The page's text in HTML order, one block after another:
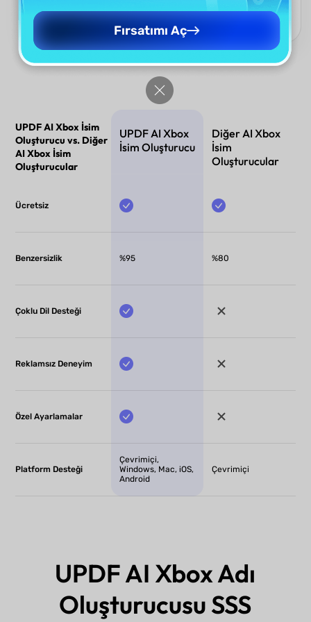
Xbox adı oluşturun. Dikkat dağıtıcı unsurlar olmadan, saniyeler
içinde yaratıcı özgürlük.
UPDF AI Xbox İsim
Oluşturucu vs. Diğer
AI Xbox İsim
Oluşturucular
UPDF AI Xbox
İsim Oluşturucu
Diğer AI Xbox
İsim
Oluşturucular
Ücretsiz
Benzersizlik %95 %80
Çoklu Dil Desteği
Reklamsız Deneyim
Özel Ayarlamalar
Platform Desteği
Çevrimiçi,
Windows, Mac, iOS,
Android
Çevrimiçi
UPDF AI Xbox Adı
Oluşturucusu SSS
Fırsatımı Aç